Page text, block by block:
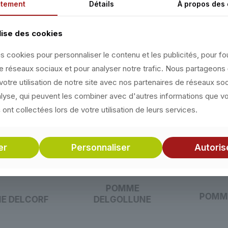
DÉCOUVREZ NOS POMMES
Savoie, le seul terroir français qui possède 17 variétés
POMME
DELGOLLUNE
Détails À propos des
des cookies
cookies pour personnaliser le contenu et les publicités, pour
réseaux sociaux et pour analyser notre trafic. Nous
utilisation de notre site avec nos partenaires de réseaux
qui peuvent les combiner avec d'autres informations que
collectées lors de votre utilisation de leurs services.
Personnaliser